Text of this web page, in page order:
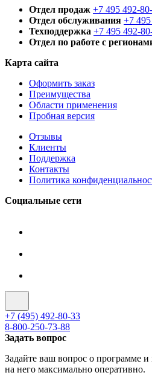
Отдел продаж +7 495 492-
Отдел обслуживания +7
Техподдержка +7 495 492-
Отдел по работе с
Карта сайта
Оформить заказ
Преимущества
Области применения
Пробная версия
Отзывы
Клиенты
Поддержка
Контакты
Политика
Социальные сети
+7 (495) 492-80-33
8-800-250-73-88
Задать вопрос
Задайте ваш вопрос о программе и
на него максимально оперативно.